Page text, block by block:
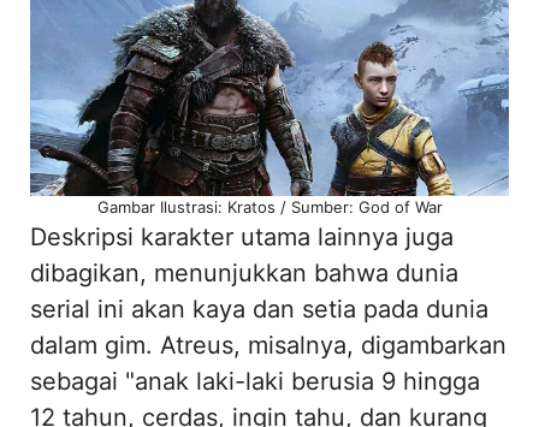
Gambar Ilustrasi: Kratos / Sumber: God of War
Deskripsi karakter utama lainnya juga
dibagikan, menunjukkan bahwa dunia
serial ini akan kaya dan setia pada dunia
dalam gim. Atreus, misalnya, digambarkan
sebagai "anak laki-laki berusia 9 hingga
12 tahun, cerdas, ingin tahu, dan kurang